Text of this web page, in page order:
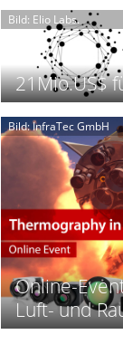
h
t
2
0
2
6
t
s
i
c
h
a
n
S
e
e
a
c
t
s
S
e
r
i
t
P
r
ä
s
e
n
z
i
n
E
M
E
A
-
R
e
g
i
o
m
e
p
a
g
e
‚
H
y
e
s
p
e
c
t
r
Bild: Elio Labs.
21Mio.US$
Bild: InfraTec GmbH
Online-
Luft- und